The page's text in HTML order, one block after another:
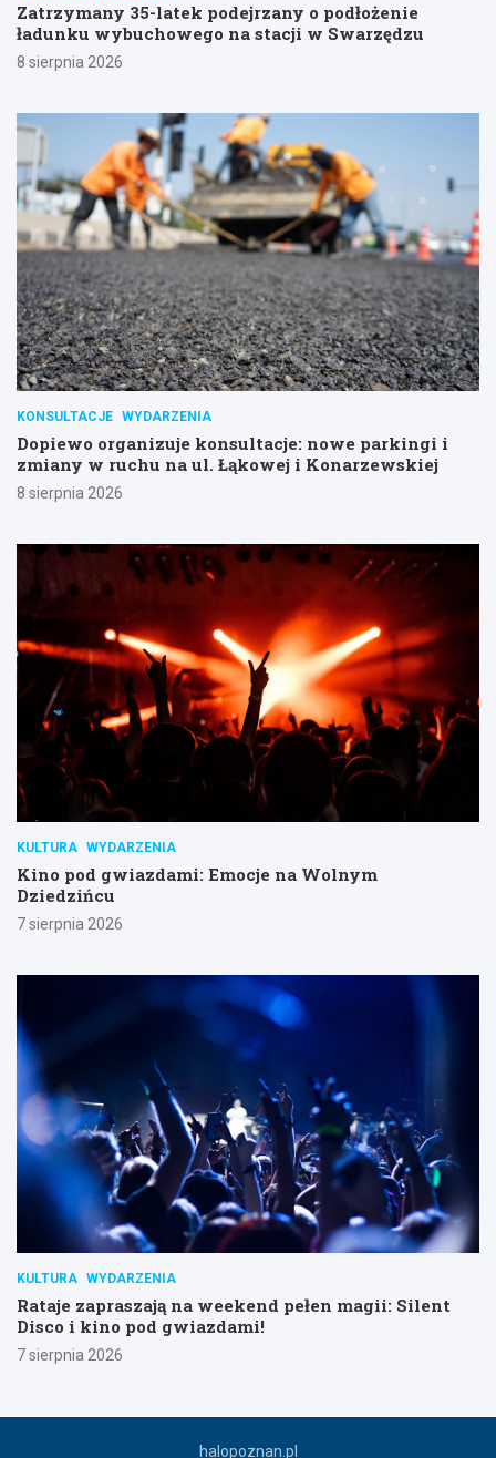
Zatrzymany 35-latek podejrzany o podłożenie
ładunku wybuchowego na stacji w Swarzędzu
8 sierpnia 2026
KONSULTACJE WYDARZENIA
Dopiewo organizuje konsultacje: nowe parkingi i
zmiany w ruchu na ul. Łąkowej i Konarzewskiej
8 sierpnia 2026
KULTURA WYDARZENIA
Kino pod gwiazdami: Emocje na Wolnym
Dziedzińcu
7 sierpnia 2026
KULTURA WYDARZENIA
Rataje zapraszają na weekend pełen magii: Silent
Disco i kino pod gwiazdami!
7 sierpnia 2026
halopoznan.pl